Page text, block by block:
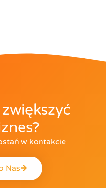
w kontakcie
Nas